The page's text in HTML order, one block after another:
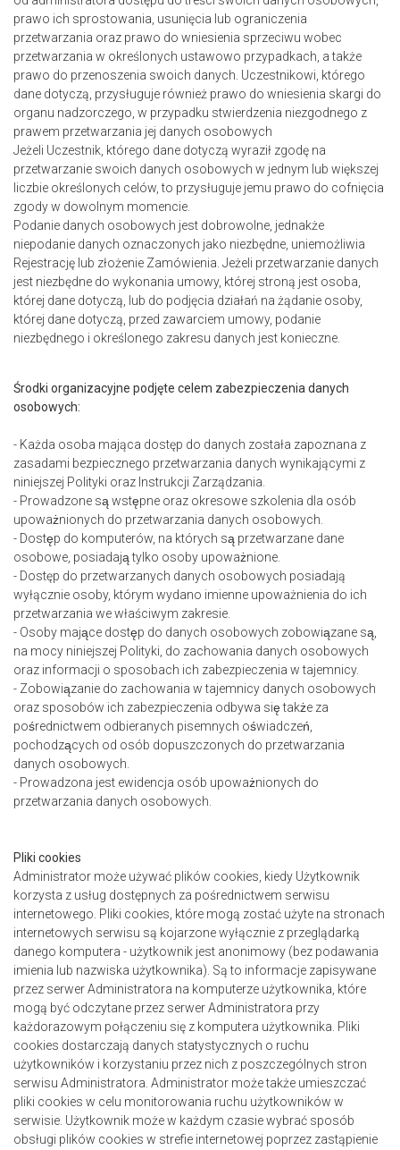
prawo ich sprostowania, usunięcia lub ograniczenia
przetwarzania oraz prawo do wniesienia sprzeciwu wobec
przetwarzania w określonych ustawowo przypadkach, a także
prawo do przenoszenia swoich danych. Uczestnikowi, którego
dane dotyczą, przysługuje również prawo do wniesienia skargi do
organu nadzorczego, w przypadku stwierdzenia niezgodnego z
prawem przetwarzania jej danych osobowych
Jeżeli Uczestnik, którego dane dotyczą wyraził zgodę na
przetwarzanie swoich danych osobowych w jednym lub większej
liczbie określonych celów, to przysługuje jemu prawo do cofnięcia
zgody w dowolnym momencie.
Podanie danych osobowych jest dobrowolne, jednakże
niepodanie danych oznaczonych jako niezbędne, uniemożliwia
Rejestrację lub złożenie Zamówienia. Jeżeli przetwarzanie danych
jest niezbędne do wykonania umowy, której stroną jest osoba,
której dane dotyczą, lub do podjęcia działań na żądanie osoby,
której dane dotyczą, przed zawarciem umowy, podanie
niezbędnego i określonego zakresu danych jest konieczne.
Środki organizacyjne podjęte celem zabezpieczenia danych
osobowych:
- Każda osoba mająca dostęp do danych została zapoznana z
zasadami bezpiecznego przetwarzania danych wynikającymi z
niniejszej Polityki oraz Instrukcji Zarządzania.
- Prowadzone są wstępne oraz okresowe szkolenia dla osób
upoważnionych do przetwarzania danych osobowych.
- Dostęp do komputerów, na których są przetwarzane dane
osobowe, posiadają tylko osoby upoważnione.
- Dostęp do przetwarzanych danych osobowych posiadają
wyłącznie osoby, którym wydano imienne upoważnienia do ich
przetwarzania we właściwym zakresie.
- Osoby mające dostęp do danych osobowych zobowiązane są,
na mocy niniejszej Polityki, do zachowania danych osobowych
oraz informacji o sposobach ich zabezpieczenia w tajemnicy.
- Zobowiązanie do zachowania w tajemnicy danych osobowych
oraz sposobów ich zabezpieczenia odbywa się także za
pośrednictwem odbieranych pisemnych oświadczeń,
pochodzących od osób dopuszczonych do przetwarzania
danych osobowych.
- Prowadzona jest ewidencja osób upoważnionych do
przetwarzania danych osobowych.
Pliki cookies
Administrator może używać plików cookies, kiedy Użytkownik
korzysta z usług dostępnych za pośrednictwem serwisu
internetowego. Pliki cookies, które mogą zostać użyte na stronach
internetowych serwisu są kojarzone wyłącznie z przeglądarką
danego komputera - użytkownik jest anonimowy (bez podawania
imienia lub nazwiska użytkownika). Są to informacje zapisywane
przez serwer Administratora na komputerze użytkownika, które
mogą być odczytane przez serwer Administratora przy
każdorazowym połączeniu się z komputera użytkownika. Pliki
cookies dostarczają danych statystycznych o ruchu
użytkowników i korzystaniu przez nich z poszczególnych stron
serwisu Administratora. Administrator może także umieszczać
pliki cookies w celu monitorowania ruchu użytkowników w
serwisie. Użytkownik może w każdym czasie wybrać sposób
obsługi plików cookies w strefie internetowej poprzez zastąpienie